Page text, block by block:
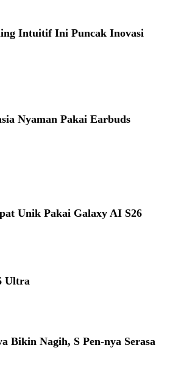
Intuitif Ini Puncak Inovasi
Nyaman Pakai Earbuds
Unik Pakai Galaxy AI S26
Ultra
Bikin Nagih, S Pen-nya Serasa